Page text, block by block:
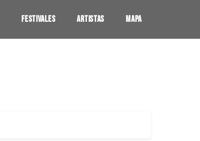
FESTIVALES ARTISTAS MAPA